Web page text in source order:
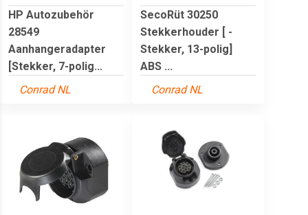
HP Autozubehör
28549
Aanhangeradapter
[Stekker, 7-polig...
Conrad NL
SecoRüt 30250
Stekkerhouder [ -
Stekker, 13-polig]
ABS ...
Conrad NL